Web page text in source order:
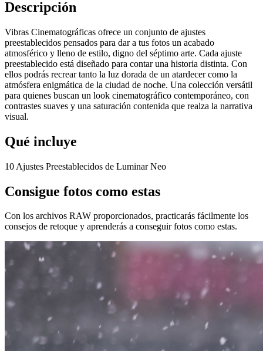
Descripción
Vibras Cinematográficas ofrece un conjunto de ajustes
preestablecidos pensados para dar a tus fotos un acabado
atmosférico y lleno de estilo, digno del séptimo arte. Cada ajuste
preestablecido está diseñado para contar una historia distinta. Con
ellos podrás recrear tanto la luz dorada de un atardecer como la
atmósfera enigmática de la ciudad de noche. Una colección versátil
para quienes buscan un look cinematográfico contemporáneo, con
contrastes suaves y una saturación contenida que realza la narrativa
visual.
Qué incluye
10 Ajustes Preestablecidos de Luminar Neo
Consigue fotos como estas
Con los archivos RAW proporcionados, practicarás fácilmente los
consejos de retoque y aprenderás a conseguir fotos como estas.